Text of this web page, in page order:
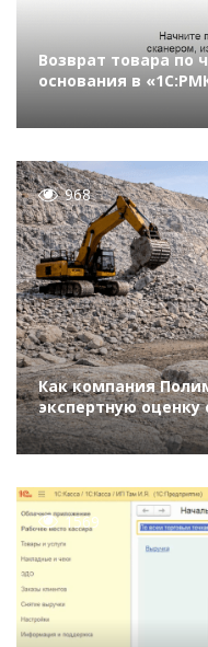
Возврат товара по
основания в
968
Как компания
экспертную оценку
1569